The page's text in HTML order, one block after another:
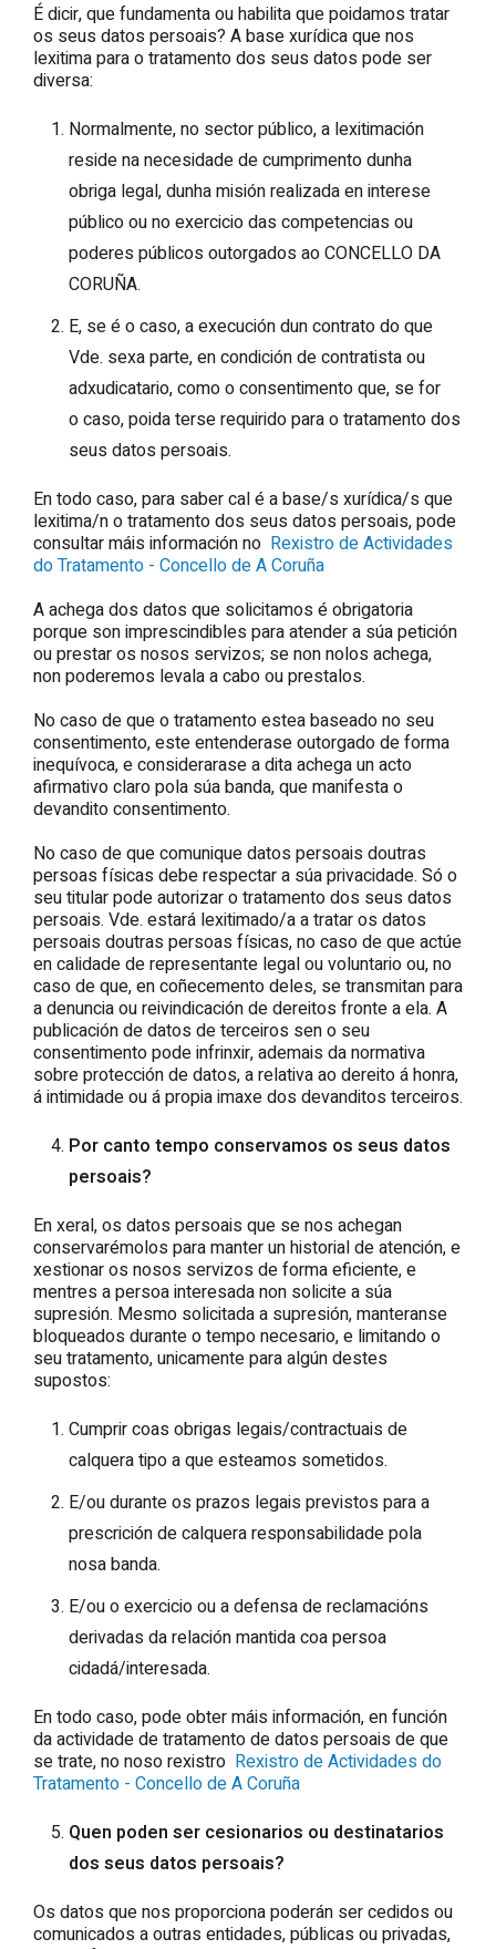
É dicir, que fundamenta ou habilita que poidamos tratar
os seus datos persoais? A base xurídica que nos
lexitima para o tratamento dos seus datos pode ser
diversa:
Normalmente, no sector público, a lexitimación
reside na necesidade de cumprimento dunha
obriga legal, dunha misión realizada en interese
público ou no exercicio das competencias ou
poderes públicos outorgados ao CONCELLO DA
CORUÑA.
E, se é o caso, a execución dun contrato do que
Vde. sexa parte, en condición de contratista ou
adxudicatario, como o consentimento que, se for
o caso, poida terse requirido para o tratamento dos
seus datos persoais.
En todo caso, para saber cal é a base/s xurídica/s que
lexitima/n o tratamento dos seus datos persoais, pode
consultar máis información no Rexistro de Actividades
do Tratamento - Concello de A Coruña
A achega dos datos que solicitamos é obrigatoria
porque son imprescindibles para atender a súa petición
ou prestar os nosos servizos; se non nolos achega,
non poderemos levala a cabo ou prestalos.
No caso de que o tratamento estea baseado no seu
consentimento, este entenderase outorgado de forma
inequívoca, e considerarase a dita achega un acto
afirmativo claro pola súa banda, que manifesta o
devandito consentimento.
No caso de que comunique datos persoais doutras
persoas físicas debe respectar a súa privacidade. Só o
seu titular pode autorizar o tratamento dos seus datos
persoais. Vde. estará lexitimado/a a tratar os datos
persoais doutras persoas físicas, no caso de que actúe
en calidade de representante legal ou voluntario ou, no
caso de que, en coñecemento deles, se transmitan para
a denuncia ou reivindicación de dereitos fronte a ela. A
publicación de datos de terceiros sen o seu
consentimento pode infrinxir, ademais da normativa
sobre protección de datos, a relativa ao dereito á honra,
á intimidade ou á propia imaxe dos devanditos terceiros.
Por canto tempo conservamos os seus datos
persoais?
En xeral, os datos persoais que se nos achegan
conservarémolos para manter un historial de atención, e
xestionar os nosos servizos de forma eficiente, e
mentres a persoa interesada non solicite a súa
supresión. Mesmo solicitada a supresión, manteranse
bloqueados durante o tempo necesario, e limitando o
seu tratamento, unicamente para algún destes
supostos:
Cumprir coas obrigas legais/contractuais de
calquera tipo a que esteamos sometidos.
E/ou durante os prazos legais previstos para a
prescrición de calquera responsabilidade pola
nosa banda.
E/ou o exercicio ou a defensa de reclamacións
derivadas da relación mantida coa persoa
cidadá/interesada.
En todo caso, pode obter máis información, en función
da actividade de tratamento de datos persoais de que
se trate, no noso rexistro Rexistro de Actividades do
Tratamento - Concello de A Coruña
Quen poden ser cesionarios ou destinatarios
dos seus datos persoais?
Os datos que nos proporciona poderán ser cedidos ou
comunicados a outras entidades, públicas ou privadas,